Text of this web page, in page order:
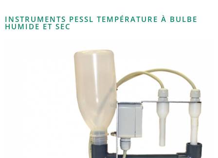
INSTRUMENTS PESSL TEMPÉRATURE À BULBE
HUMIDE ET SEC